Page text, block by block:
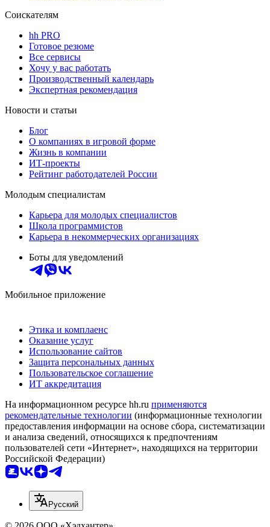
Соискателям
hh PRO
Готовое резюме
Все сервисы
Хочу у вас работать
Производственный календарь
Экспертная рекомендация
Новости и статьи
Блог
О компаниях в игровой форме
Жизнь в компании
ИТ-проекты
Рейтинг работодателей России
Молодым специалистам
Карьера для молодых специалистов
Школа программистов
Карьера в некоммерческих организациях
Боты для уведомлений
Мобильное приложение
Этика и комплаенс
Оказание услуг
Использование сайтов
Защита персональных данных
Пользовательское соглашение
ИТ аккредитация
На информационном ресурсе hh.ru применяются
рекомендательные технологии (информационные технологии
предоставления информации на основе сбора, систематизации
и анализа сведений, относящихся к предпочтениям
пользователей сети «Интернет», находящихся на территории
Российской Федерации)
Русский